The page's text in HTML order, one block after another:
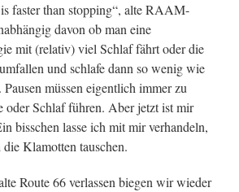
faster than stopping“, alte RAAM-
davon ob man eine
mit (relativ) viel Schlaf fährt oder die
und schlafe dann so wenig wie
müssen eigentlich immer zu
oder Schlaf führen. Aber jetzt ist mir
bisschen lasse ich mit mir verhandeln,
Klamotten tauschen.
Route 66 verlassen biegen wir wieder